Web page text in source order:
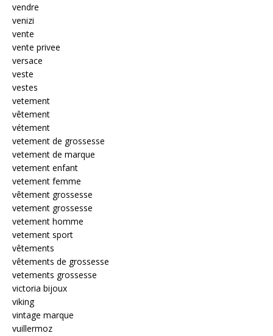
vendre
venizi
vente
vente privee
versace
veste
vestes
vetement
vêtement
vétement
vetement de grossesse
vetement de marque
vetement enfant
vetement femme
vêtement grossesse
vetement grossesse
vetement homme
vetement sport
vêtements
vêtements de grossesse
vetements grossesse
victoria bijoux
viking
vintage marque
vuillermoz